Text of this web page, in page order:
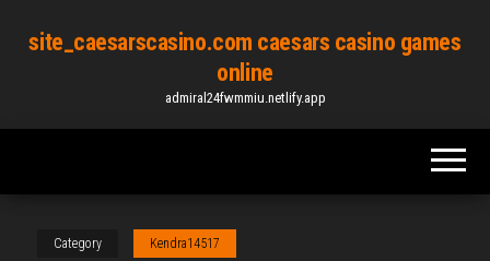
site_caesarscasino.com caesars casino games
online
admiral24fwmmiu.netlify.app
Category Kendra14517